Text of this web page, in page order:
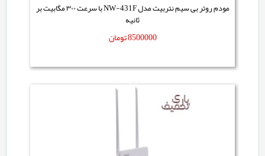
مودم روتر بی سیم نتربیت مدل NW-431F با سرعت ۳۰۰ مگابیت بر
ثانیه
8500000تومان